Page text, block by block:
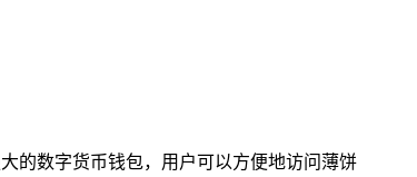
的数字货币钱包，用户可以方便地访问薄饼